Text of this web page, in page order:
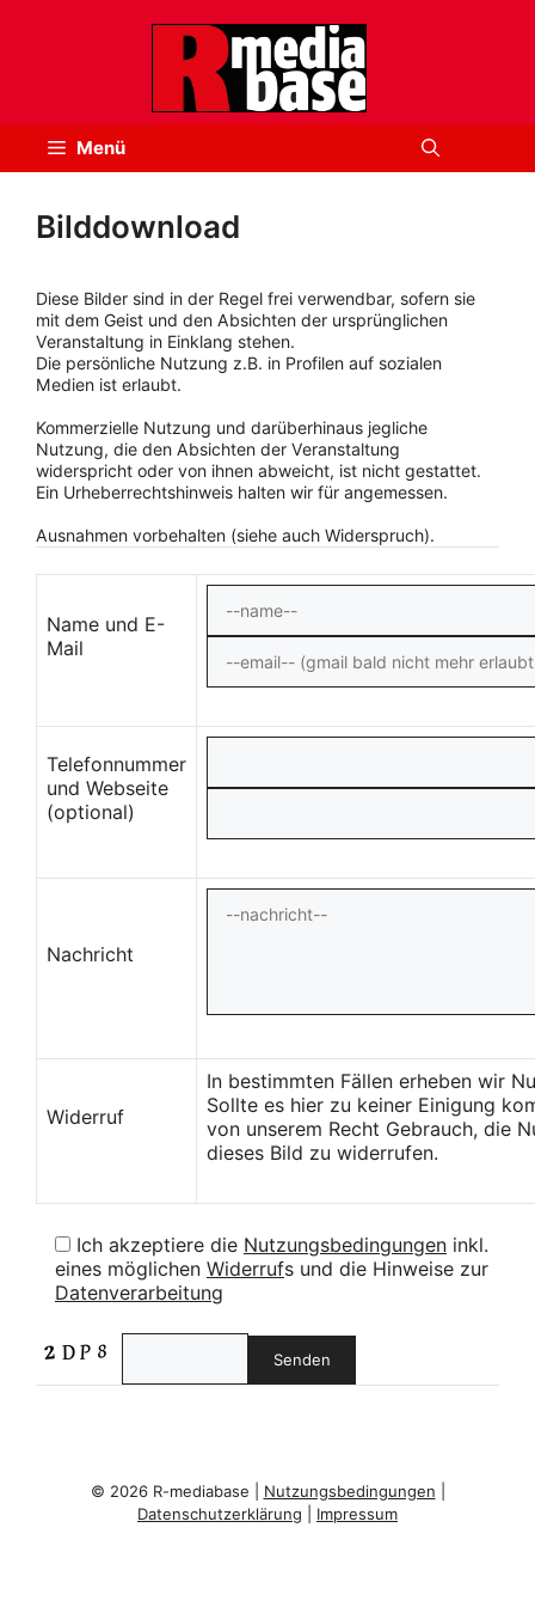
Menü
Bilddownload
Diese Bilder sind in der Regel frei verwendbar, sofern sie
mit dem Geist und den Absichten der ursprünglichen
Veranstaltung in Einklang stehen.
Die persönliche Nutzung z.B. in Profilen auf sozialen
Medien ist erlaubt.
Kommerzielle Nutzung und darüberhinaus jegliche
Nutzung, die den Absichten der Veranstaltung
widerspricht oder von ihnen abweicht, ist nicht gestattet.
Ein Urheberrechtshinweis halten wir für angemessen.
Ausnahmen vorbehalten (siehe auch Widerspruch).
Name und E-
Mail
Telefonnummer
und Webseite
(optional)
Nachricht
Widerruf
In bestimmten Fällen erheben wir
Sollte es hier zu keiner Einigung
von unserem Recht Gebrauch, die
dieses Bild zu widerrufen.
Ich akzeptiere die Nutzungsbedingungen inkl.
eines möglichen Widerrufs und die Hinweise zur
Datenverarbeitung
© 2026 R-mediabase | Nutzungsbedingungen
Datenschutzerklärung
Impressum